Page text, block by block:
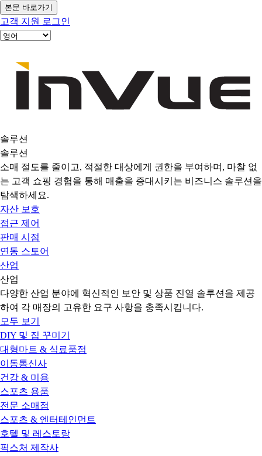
본문 바로가기
고객 지원 로그인
솔루션
솔루션
소매 절도를 줄이고, 적절한 대상에게 권한을 부여하며, 마찰 없
는 고객 쇼핑 경험을 통해 매출을 증대시키는 비즈니스 솔루션을
탐색하세요.
자산 보호
접근 제어
판매 시점
연동 스토어
산업
산업
다양한 산업 분야에 혁신적인 보안 및 상품 진열 솔루션을 제공
하여 각 매장의 고유한 요구 사항을 충족시킵니다.
모두 보기
DIY 및 집 꾸미기
대형마트 & 식료품점
이동통신사
건강 & 미용
스포츠 용품
전문 소매점
스포츠 & 엔터테인먼트
호텔 및 레스토랑
픽스처 제작사